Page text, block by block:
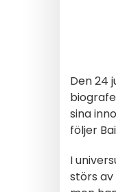
Den 24
sina
följer
I
störs